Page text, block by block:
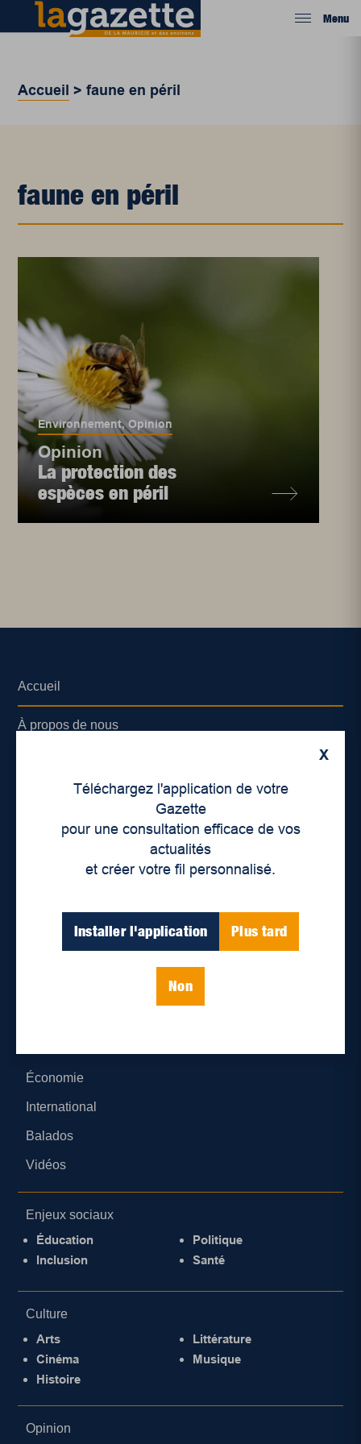
Menu
Accueil >faune en péril
faune en péril
Environnement,Opinion
Opinion
La protection des
espèces en péril
X
Téléchargez l'application de votre
Gazette
pour une consultation efficace de vos
actualités
et créer votre fil personnalisé.
Installer l'application Plus tard
Non
Accueil
À propos de nous
Lieux de distribution
Économie
International
Balados
Vidéos
Enjeux sociaux
Éducation
Inclusion
Politique
Santé
Culture
Arts
Cinéma
Histoire
Littérature
Musique
Opinion